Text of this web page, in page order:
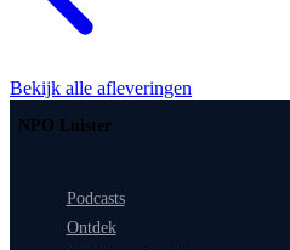
Bekijk alle afleveringen
NPO Luister
Podcasts
Ontdek